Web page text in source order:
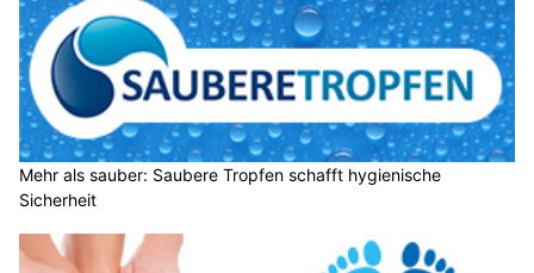
Mehr als sauber: Saubere Tropfen schafft hygienische
Sicherheit